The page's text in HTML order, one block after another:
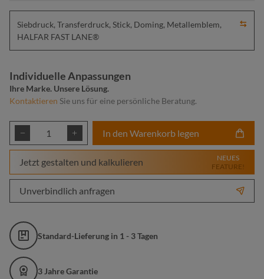
Siebdruck, Transferdruck, Stick, Doming, Metallemblem,
HALFAR FAST LANE®
Individuelle Anpassungen
Ihre Marke. Unsere Lösung.
Kontaktieren Sie uns für eine persönliche Beratung.
Produkt Anzahl: Gib den gewünschten
In den Warenkorb legen
Jetzt gestalten und kalkulieren
NEUES
FEATURE!
Unverbindlich anfragen
Standard-Lieferung in 1 - 3 Tagen
3 Jahre Garantie